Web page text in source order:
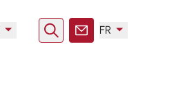
Rechercher
Contact
FR